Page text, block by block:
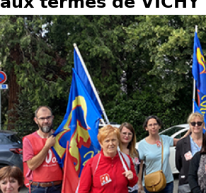
u
s
ê
t
e
s
i